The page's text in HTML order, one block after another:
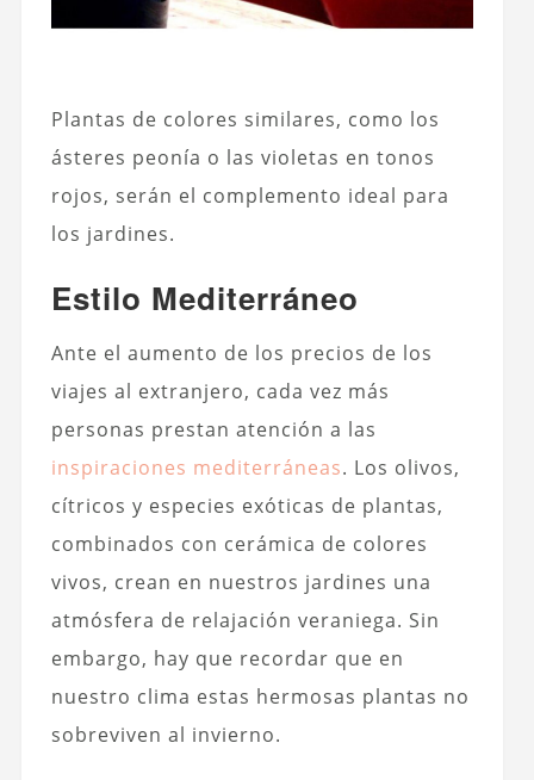
Plantas de colores similares, como los
ásteres peonía o las violetas en tonos
rojos, serán el complemento ideal para
los jardines.
Estilo Mediterráneo
Ante el aumento de los precios de los
viajes al extranjero, cada vez más
personas prestan atención a las
inspiraciones mediterráneas. Los olivos,
cítricos y especies exóticas de plantas,
combinados con cerámica de colores
vivos, crean en nuestros jardines una
atmósfera de relajación veraniega. Sin
embargo, hay que recordar que en
nuestro clima estas hermosas plantas no
sobreviven al invierno.